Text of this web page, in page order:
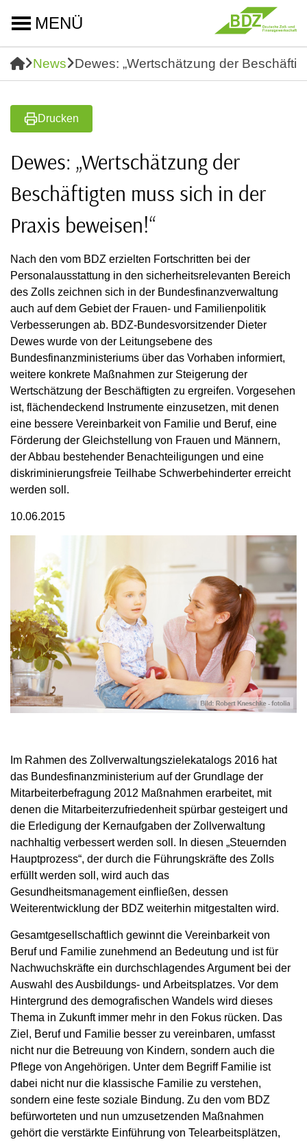
MENÜ
News Dewes: „Wertschätzung der
Drucken
Dewes: „Wertschätzung der
Beschäftigten muss sich in der
Praxis beweisen!“
Nach den vom BDZ erzielten Fortschritten bei der
Personalausstattung in den sicherheitsrelevanten Bereich
des Zolls zeichnen sich in der Bundesfinanzverwaltung
auch auf dem Gebiet der Frauen- und Familienpolitik
Verbesserungen ab. BDZ-Bundesvorsitzender Dieter
Dewes wurde von der Leitungsebene des
Bundesfinanzministeriums über das Vorhaben informiert,
weitere konkrete Maßnahmen zur Steigerung der
Wertschätzung der Beschäftigten zu ergreifen. Vorgesehen
ist, flächendeckend Instrumente einzusetzen, mit denen
eine bessere Vereinbarkeit von Familie und Beruf, eine
Förderung der Gleichstellung von Frauen und Männern,
der Abbau bestehender Benachteiligungen und eine
diskriminierungsfreie Teilhabe Schwerbehinderter erreicht
werden soll.
10.06.2015
Im Rahmen des Zollverwaltungszielekatalogs 2016 hat
das Bundesfinanzministerium auf der Grundlage der
Mitarbeiterbefragung 2012 Maßnahmen erarbeitet, mit
denen die Mitarbeiterzufriedenheit spürbar gesteigert und
die Erledigung der Kernaufgaben der Zollverwaltung
nachhaltig verbessert werden soll. In diesen „Steuernden
Hauptprozess“, der durch die Führungskräfte des Zolls
erfüllt werden soll, wird auch das
Gesundheitsmanagement einfließen, dessen
Weiterentwicklung der BDZ weiterhin mitgestalten wird.
Gesamtgesellschaftlich gewinnt die Vereinbarkeit von
Beruf und Familie zunehmend an Bedeutung und ist für
Nachwuchskräfte ein durchschlagendes Argument bei der
Auswahl des Ausbildungs- und Arbeitsplatzes. Vor dem
Hintergrund des demografischen Wandels wird dieses
Thema in Zukunft immer mehr in den Fokus rücken. Das
Ziel, Beruf und Familie besser zu vereinbaren, umfasst
nicht nur die Betreuung von Kindern, sondern auch die
Pflege von Angehörigen. Unter dem Begriff Familie ist
dabei nicht nur die klassische Familie zu verstehen,
sondern eine feste soziale Bindung. Zu den vom BDZ
befürworteten und nun umzusetzenden Maßnahmen
gehört die verstärkte Einführung von Telearbeitsplätzen,